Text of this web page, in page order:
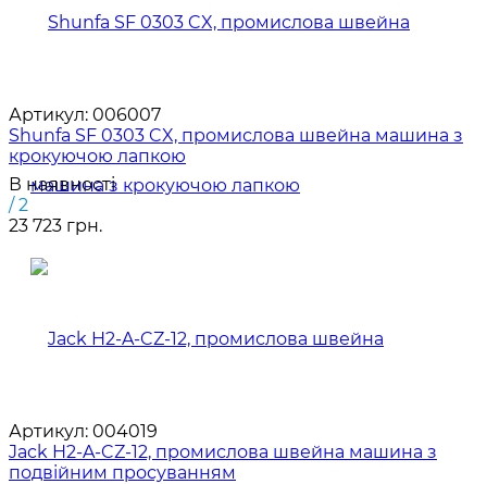
Артикул: 006007
Shunfa SF 0303 CX, промислова швейна машина з
крокуючою лапкою
В наявності
/ 2
23 723 грн.
Артикул: 004019
Jack H2-A-CZ-12, промислова швейна машина з
подвійним просуванням